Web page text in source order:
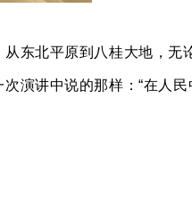
东北平原到八桂大地，无
演讲中说的那样：“在人